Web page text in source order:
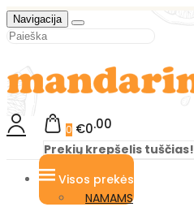
Navigacija
0 €0 00
Prekių krepšelis tuščias!
Visos prekės
NAMAMS